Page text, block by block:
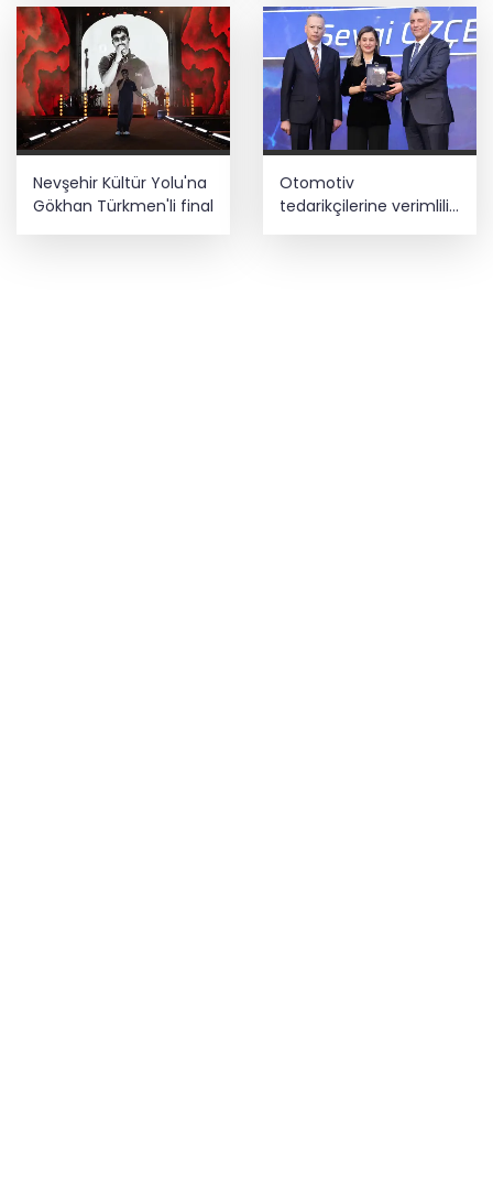
Nevşehir Kültür Yolu'na
Gökhan Türkmen'li final
Otomotiv
tedarikçilerine verimlilik